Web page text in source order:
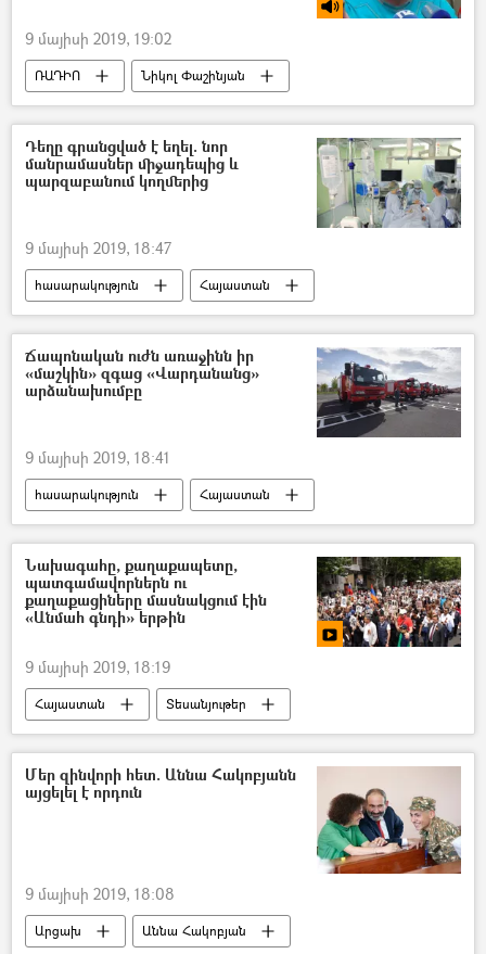
9 մայիսի 2019, 19:02
ՌԱԴԻՈ
Նիկոլ Փաշինյան
«Թավշյա հեղափոխություն»
Դեղը գրանցված է եղել. նոր
մանրամասներ միջադեպից և
պարզաբանում կողմերից
9 մայիսի 2019, 18:47
հասարակություն
Հայաստան
ՀՀ առողջապահության նախարարություն
Ճապոնական ուժն առաջինն իր
«մաշկին» զգաց «Վարդանանց»
արձանախումբը
9 մայիսի 2019, 18:41
հասարակություն Հայաստան
Նախագահը, քաղաքապետը,
պատգամավորներն ու
քաղաքացիները մասնակցում էին
«Անմահ գնդի» երթին
9 մայիսի 2019, 18:19
Հայաստան
Տեսանյութեր
Մուլտիմեդիա
Հայրենական մեծ պատերազմ
Արմեն Սարգսյան
Մեր զինվորի հետ. Աննա Հակոբյանն
այցելել է որդուն
9 մայիսի 2019, 18:08
Արցախ Աննա Հակոբյան